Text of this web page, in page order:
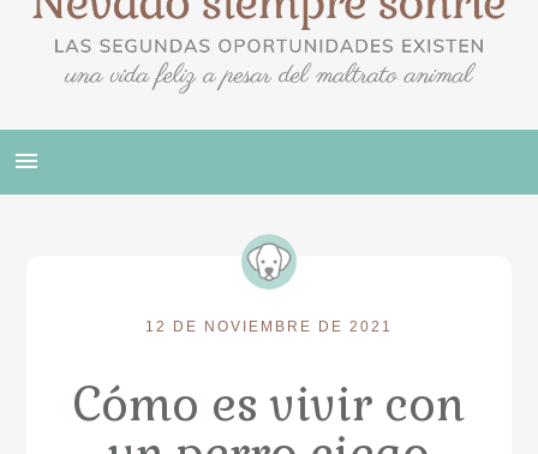
12 DE NOVIEMBRE DE 2021
Cómo es vivir con